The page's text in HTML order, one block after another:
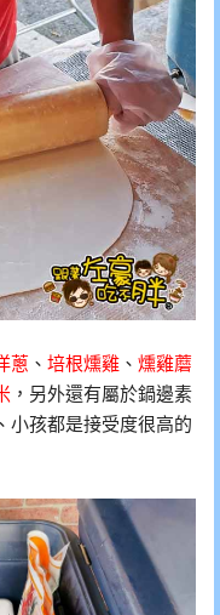
蔥 、 培根燻雞 、 燻雞蘑
，另外還有屬於鍋邊素
小孩都是接受度很高的